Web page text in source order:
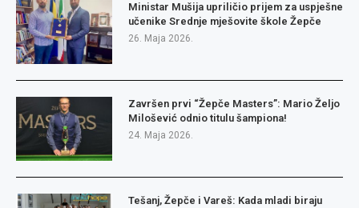
Ministar Mušija upriličio prijem za uspješne
učenike Srednje mješovite škole Žepče
26. Maja 2026.
Završen prvi “Žepče Masters”: Mario Željo
Milošević odnio titulu šampiona!
24. Maja 2026.
Tešanj, Žepče i Vareš: Kada mladi biraju